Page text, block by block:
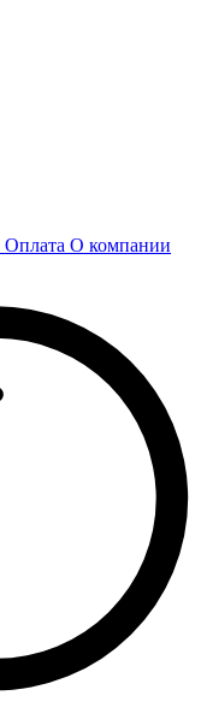
Оплата О компании